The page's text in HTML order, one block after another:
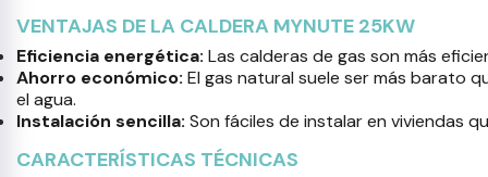
VENTAJAS DE LA CALDERA MYNUTE 25KW
Eficiencia energética: Las calderas de gas son más
Ahorro económico: El gas natural suele ser más barato
el agua.
Instalación sencilla: Son fáciles de instalar en viviendas
CARACTERÍSTICAS TÉCNICAS